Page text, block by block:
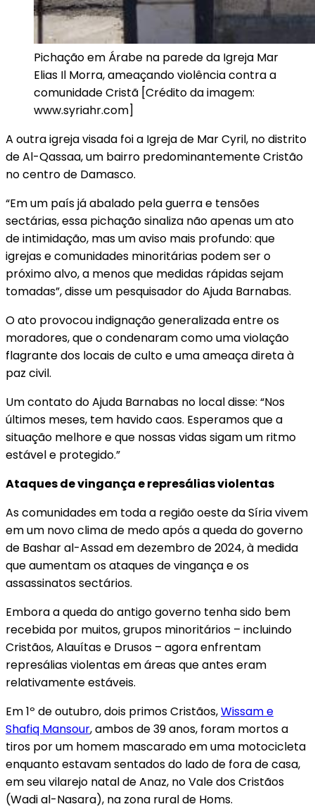
Pichação em Árabe na parede da Igreja Mar
Elias Il Morra, ameaçando violência contra a
comunidade Cristã [Crédito da imagem:
www.syriahr.com]
A outra igreja visada foi a Igreja de Mar Cyril, no distrito
de Al-Qassaa, um bairro predominantemente Cristão
no centro de Damasco.
“Em um país já abalado pela guerra e tensões
sectárias, essa pichação sinaliza não apenas um ato
de intimidação, mas um aviso mais profundo: que
igrejas e comunidades minoritárias podem ser o
próximo alvo, a menos que medidas rápidas sejam
tomadas”, disse um pesquisador do Ajuda Barnabas.
O ato provocou indignação generalizada entre os
moradores, que o condenaram como uma violação
flagrante dos locais de culto e uma ameaça direta à
paz civil.
Um contato do Ajuda Barnabas no local disse: “Nos
últimos meses, tem havido caos. Esperamos que a
situação melhore e que nossas vidas sigam um ritmo
estável e protegido.”
Ataques de vingança e represálias violentas
As comunidades em toda a região oeste da Síria vivem
em um novo clima de medo após a queda do governo
de Bashar al-Assad em dezembro de 2024, à medida
que aumentam os ataques de vingança e os
assassinatos sectários.
Embora a queda do antigo governo tenha sido bem
recebida por muitos, grupos minoritários – incluindo
Cristãos, Alauítas e Drusos – agora enfrentam
represálias violentas em áreas que antes eram
relativamente estáveis.
Em 1º de outubro, dois primos Cristãos,Wissam e
Shafiq Mansour, ambos de 39 anos, foram mortos a
tiros por um homem mascarado em uma motocicleta
enquanto estavam sentados do lado de fora de casa,
em seu vilarejo natal de Anaz, no Vale dos Cristãos
(Wadi al-Nasara), na zona rural de Homs.